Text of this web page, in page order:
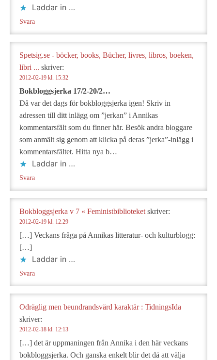
Laddar in …
Svara
Spetsig.se - böcker, books, Bücher, livres, libros, boeken,
libri ... skriver:
2012-02-19 kl. 15:32
Bokbloggsjerka 17/2-20/2…
Då var det dags för bokbloggsjerka igen! Skriv in
adressen till ditt inlägg om ”jerkan” i Annikas
kommentarsfält som du finner här. Besök andra bloggare
som anmält sig genom att klicka på deras ”jerka”-inlägg i
kommentarsfältet. Hitta nya b…
Laddar in …
Svara
Bokbloggsjerka v 7 « Feministbiblioteket skriver:
2012-02-19 kl. 12:29
[…] Veckans fråga på Annikas litteratur- och kulturblogg:
[…]
Laddar in …
Svara
Odräglig men beundrandsvärd karaktär : TidningsIda
skriver:
2012-02-18 kl. 12:13
[…] det är uppmaningen från Annika i den här veckans
bokbloggsjerka. Och ganska enkelt blir det då att välja